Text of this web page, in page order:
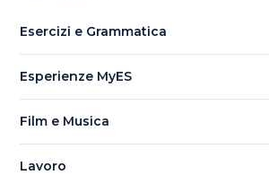
Esercizi e Grammatica
Esperienze MyES
Film e Musica
Lavoro